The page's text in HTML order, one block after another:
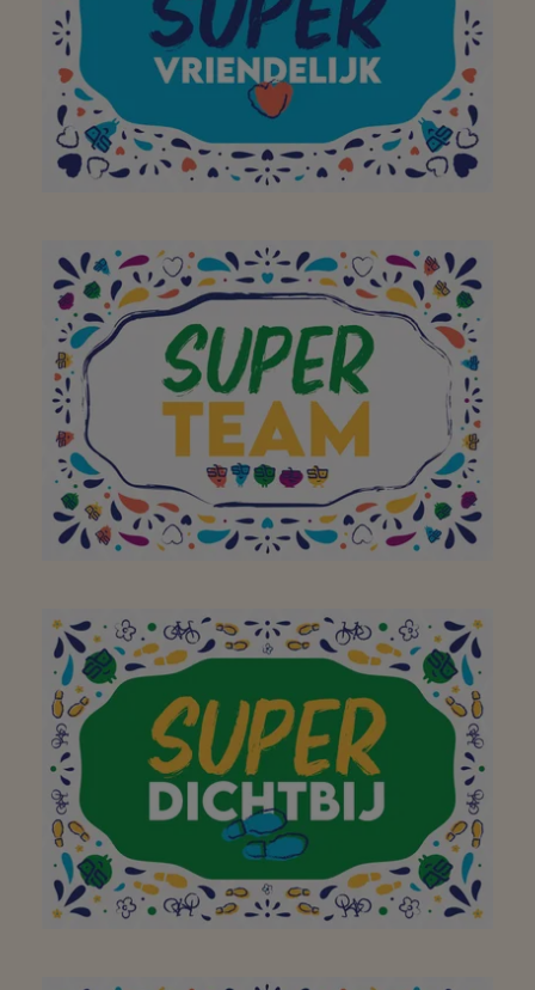
un super endroit. Merci!
Continuez comme ça!
À mon supermarché de
quartier préféré pour
avoir égayé ma visite
dans votre magasin
avec un large sourire !
Merci!
Merci pour votre
gentillesse et votre
générosité